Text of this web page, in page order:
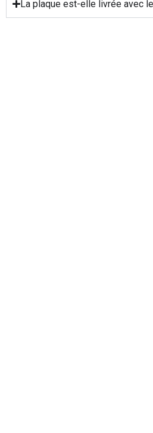
La plaque est-elle livrée avec